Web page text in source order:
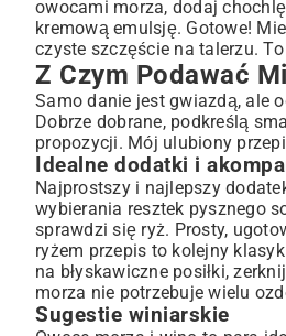
owocami morza, dodaj
kremową emulsję. Gotowe!
czyste szczęście na talerzu.
Z Czym Podawać
Samo danie jest gwiazdą, ale
Dobrze dobrane, podkreślą
propozycji. Mój ulubiony
Idealne dodatki i
Najprostszy i najlepszy
wybierania resztek pysznego
sprawdzi się ryż. Prosty,
ryżem przepis to kolejny
na błyskawiczne posiłki,
morza nie potrzebuje wielu
Sugestie winiarskie